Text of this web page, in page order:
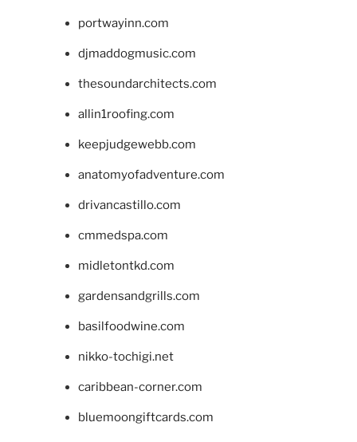
portwayinn.com
djmaddogmusic.com
thesoundarchitects.com
allin1roofing.com
keepjudgewebb.com
anatomyofadventure.com
drivancastillo.com
cmmedspa.com
midletontkd.com
gardensandgrills.com
basilfoodwine.com
nikko-tochigi.net
caribbean-corner.com
bluemoongiftcards.com